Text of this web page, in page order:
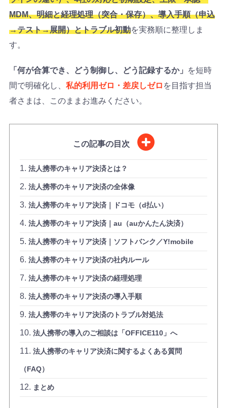
MDM、明細と経理処理（突合・保存）、導入手順（申込
→テスト→展開）とトラブル初動を実務順に整理しま
す。
「何が合算でき、どう制御し、どう記録するか」
を短時
間で明確化し、 私的利用ゼロ・差戻しゼロ を目指す担当
者さまは、このままお進みください。
この記事の目次
法人携帯のキャリア決済とは？
法人携帯のキャリア決済の全体像
法人携帯のキャリア決済｜ドコモ（d払い）
法人携帯のキャリア決済｜au（auかんたん決済）
法人携帯のキャリア決済｜ソフトバンク／Y!mobile
法人携帯のキャリア決済の社内ルール
法人携帯のキャリア決済の経理処理
法人携帯のキャリア決済の導入手順
法人携帯のキャリア決済のトラブル対処法
法人携帯の導入のご相談は「OFFICE110」へ
法人携帯のキャリア決済に関するよくある質問
（FAQ）
まとめ